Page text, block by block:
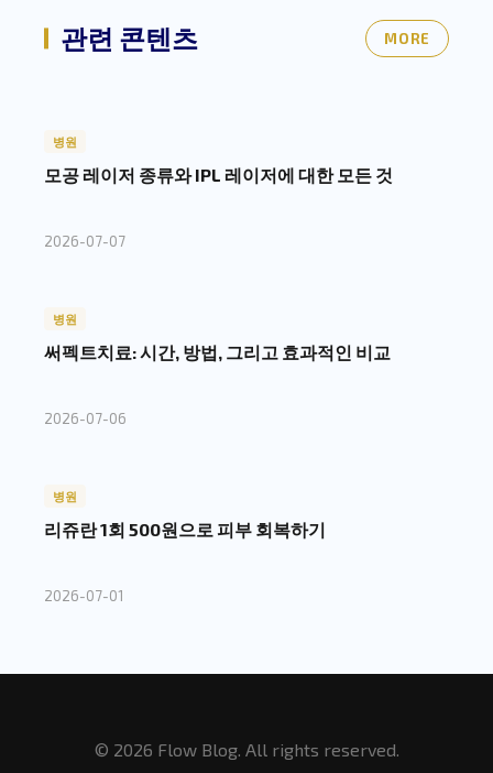
관련 콘텐츠 MORE
병원
모공 레이저 종류와 IPL 레이저에 대한 모든 것
2026-07-07
병원
써펙트치료: 시간, 방법, 그리고 효과적인 비교
2026-07-06
병원
리쥬란 1회 500원으로 피부 회복하기
2026-07-01
© 2026 Flow Blog. All rights reserved.